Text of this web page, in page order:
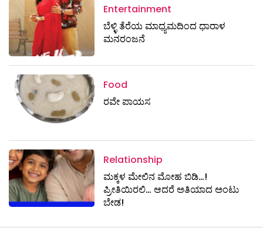
Entertainment
ಬೆಳ್ಳಿ ತೆರೆಯ ಮಾಧ್ಯಮದಿಂದ ಧಾರಾಳ
ಮನರಂಜನೆ
Food
ರವೇ ಪಾಯಸ
Relationship
ಮಕ್ಕಳ ಮೇಲಿನ ಮೋಹ ಬಿಡಿ…!
ಪ್ರೀತಿಯಿರಲಿ… ಆದರೆ ಅತಿಯಾದ ಅಂಟು
ಬೇಡ!